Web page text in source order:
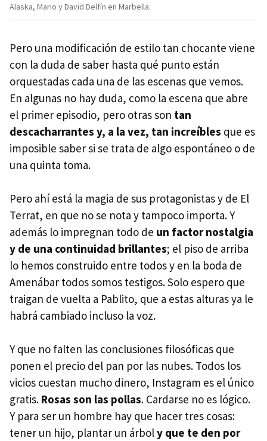
Alaska, Mario y David Delfín en Marbella.
Pero una modificación de estilo tan chocante viene
con la duda de saber hasta qué punto están
orquestadas cada una de las escenas que vemos.
En algunas no hay duda, como la escena que abre
el primer episodio, pero otras son tan
descacharrantes y, a la vez, tan increíbles que es
imposible saber si se trata de algo espontáneo o de
una quinta toma.
Pero ahí está la magia de sus protagonistas y de El
Terrat, en que no se nota y tampoco importa. Y
además lo impregnan todo de un factor nostalgia
y de una continuidad brillantes; el piso de arriba
lo hemos construido entre todos y en la boda de
Amenábar todos somos testigos. Solo espero que
traigan de vuelta a Pablito, que a estas alturas ya le
habrá cambiado incluso la voz.
Y que no falten las conclusiones filosóficas que
ponen el precio del pan por las nubes. Todos los
vicios cuestan mucho dinero, Instagram es el único
gratis. Rosas son las pollas. Cardarse no es lógico.
Y para ser un hombre hay que hacer tres cosas:
tener un hijo, plantar un árboly que te den por